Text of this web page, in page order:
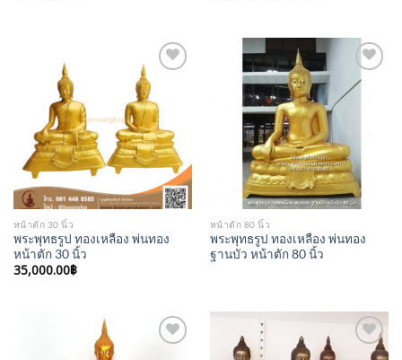
Add to
Wishlist
หน้าตัก 30 นิ้ว
พระพุทธรูป ทองเหลือง พ่นทอง
หน้าตัก 30 นิ้ว
35,000.00฿
Add to
Wishlist
หน้าตัก 80 นิ้ว
พระพุทธรูป ทองเหลือง พ่นทอง
ฐานบัว หน้าตัก 80 นิ้ว
Add to